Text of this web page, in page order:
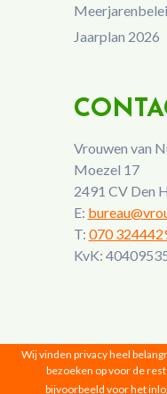
Jaarplan 2026
Vrouwen van
Moezel 17
2491 CV Den
E:
T: 070
KvK:
Vrouwen van
Wij vinden privacy heel
bezoeken op voor de
bijvoorbeeld voor het